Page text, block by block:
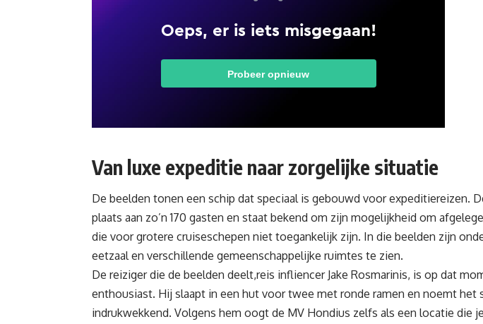
Van luxe expeditie naar zorgelijke situatie
De beelden tonen een schip dat speciaal is gebouwd voor expeditiereizen.
plaats aan zo’n 170 gasten en staat bekend om zijn mogelijkheid om
die voor grotere cruiseschepen niet toegankelijk zijn. In die beelden zijn
eetzaal en verschillende gemeenschappelijke ruimtes te zien.
De reiziger die de beelden deelt,reis infliencer Jake Rosmarinis, is op dat
enthousiast. Hij slaapt in een hut voor twee met ronde ramen en noemt het
indrukwekkend. Volgens hem oogt de MV Hondius zelfs als een locatie die